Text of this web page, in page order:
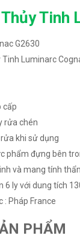
Tinh
G2630
Tinh Luminarc
cấp
rửa chén
khi sử dụng
phẩm đựng bên
và mang tính
6 ly với dung tích
: Pháp France
PHẨM